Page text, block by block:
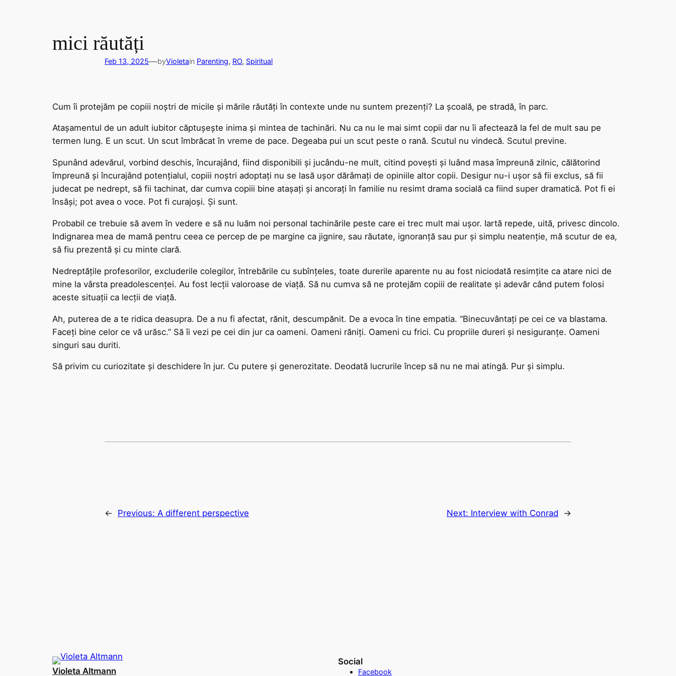
mici răutăți
Feb 13, 2025—byVioletain Parenting, RO, Spiritual
Cum îi protejăm pe copiii noștri de micile și mările răutăți în contexte unde nu suntem prezenți? La școală, pe stradă, în parc.
Atașamentul de un adult iubitor căptușește inima și mintea de tachinări. Nu ca nu le mai simt copii dar nu îi afectează la fel de mult sau pe
termen lung. E un scut. Un scut îmbrăcat în vreme de pace. Degeaba pui un scut peste o rană. Scutul nu vindecă. Scutul previne.
Spunând adevărul, vorbind deschis, încurajând, fiind disponibili și jucându-ne mult, citind povești și luând masa împreună zilnic, călătorind
împreună și încurajând potențialul, copiii noștri adoptați nu se lasă ușor dărâmați de opiniile altor copii. Desigur nu-i ușor să fii exclus, să fii
judecat pe nedrept, să fii tachinat, dar cumva copiii bine atașați și ancorați în familie nu resimt drama socială ca fiind super dramatică. Pot fi ei
însăși; pot avea o voce. Pot fi curajoși. Și sunt.
Probabil ce trebuie să avem în vedere e să nu luăm noi personal tachinările peste care ei trec mult mai ușor. Iartă repede, uită, privesc dincolo.
Indignarea mea de mamă pentru ceea ce percep de pe margine ca jignire, sau răutate, ignoranță sau pur și simplu neatenție, mă scutur de ea,
să fiu prezentă și cu minte clară.
Nedreptățile profesorilor, excluderile colegilor, întrebările cu subînțeles, toate durerile aparente nu au fost niciodată resimțite ca atare nici de
mine la vârsta preadolescenței. Au fost lecții valoroase de viață. Să nu cumva să ne protejăm copiii de realitate și adevăr când putem folosi
aceste situații ca lecții de viață.
Ah, puterea de a te ridica deasupra. De a nu fi afectat, rănit, descumpănit. De a evoca în tine empatia. “Binecuvântați pe cei ce va blastama.
Faceți bine celor ce vă urăsc.” Să îi vezi pe cei din jur ca oameni. Oameni răniți. Oameni cu frici. Cu propriile dureri și nesiguranțe. Oameni
singuri sau duriti.
Să privim cu curiozitate și deschidere în jur. Cu putere și generozitate. Deodată lucrurile încep să nu ne mai atingă. Pur și simplu.
← Previous: A different perspective Next: Interview with Conrad →
Violeta Altmann
Social
Facebook